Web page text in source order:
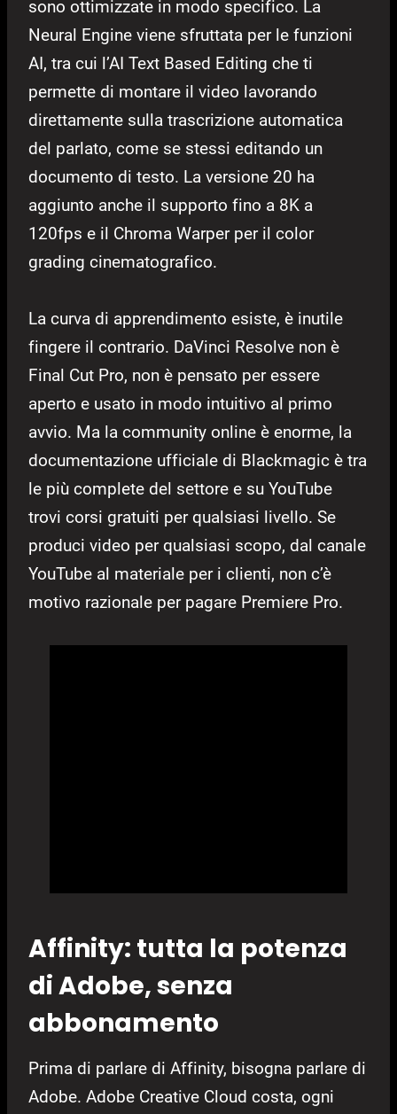
sono ottimizzate in modo specifico. La
Neural Engine viene sfruttata per le funzioni
AI, tra cui l’AI Text Based Editing che ti
permette di montare il video lavorando
direttamente sulla trascrizione automatica
del parlato, come se stessi editando un
documento di testo. La versione 20 ha
aggiunto anche il supporto fino a 8K a
120fps e il Chroma Warper per il color
grading cinematografico.
La curva di apprendimento esiste, è inutile
fingere il contrario. DaVinci Resolve non è
Final Cut Pro, non è pensato per essere
aperto e usato in modo intuitivo al primo
avvio. Ma la community online è enorme, la
documentazione ufficiale di Blackmagic è tra
le più complete del settore e su YouTube
trovi corsi gratuiti per qualsiasi livello. Se
produci video per qualsiasi scopo, dal canale
YouTube al materiale per i clienti, non c’è
motivo razionale per pagare Premiere Pro.
Affinity: tutta la potenza
di Adobe, senza
abbonamento
Prima di parlare di Affinity, bisogna parlare di
Adobe. Adobe Creative Cloud costa, ogni